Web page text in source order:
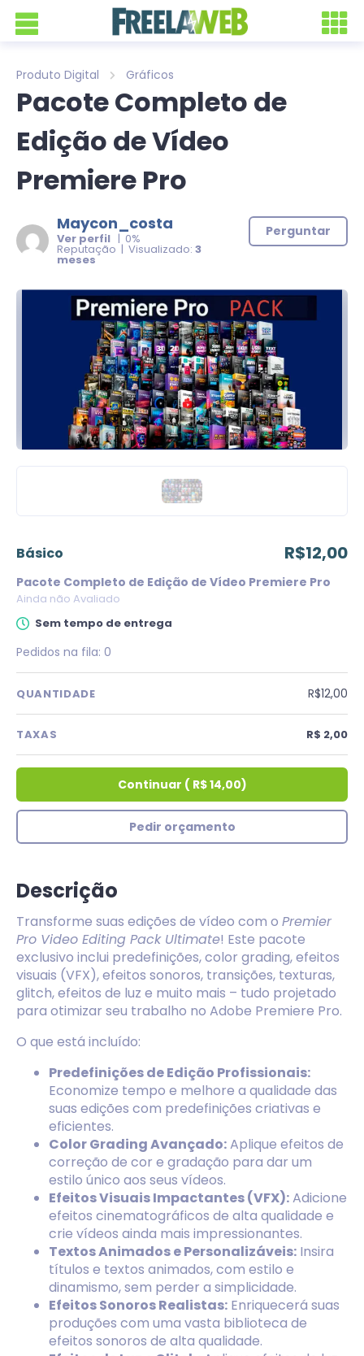
Produto Digital Gráficos
Pacote Completo de
Edição de Vídeo
Premiere Pro
Maycon_costa
Ver perfil | 0%
Reputação | Visualizado: 3
meses
Perguntar
básico R$12,00
Pacote Completo de Edição de Vídeo Premiere Pro
Ainda não Avaliado
Sem tempo de entrega
Pedidos na fila: 0
QUANTIDADE R$12,00
TAXAS R$ 2,00
Continuar ( R$ 14,00)
Pedir orçamento
Descrição
Transforme suas edições de vídeo com o Premier
Pro Video Editing Pack Ultimate! Este pacote
exclusivo inclui predefinições, color grading, efeitos
visuais (VFX), efeitos sonoros, transições, texturas,
glitch, efeitos de luz e muito mais – tudo projetado
para otimizar seu trabalho no Adobe Premiere Pro.
O que está incluído:
Predefinições de Edição Profissionais:
Economize tempo e melhore a qualidade das
suas edições com predefinições criativas e
eficientes.
Color Grading Avançado:Aplique efeitos de
correção de cor e gradação para dar um
estilo único aos seus vídeos.
Efeitos Visuais Impactantes (VFX):Adicione
efeitos cinematográficos de alta qualidade e
crie vídeos ainda mais impressionantes.
Textos Animados e Personalizáveis: Insira
títulos e textos animados, com estilo e
dinamismo, sem perder a simplicidade.
Efeitos Sonoros Realistas: Enriquecerá suas
produções com uma vasta biblioteca de
efeitos sonoros de alta qualidade.